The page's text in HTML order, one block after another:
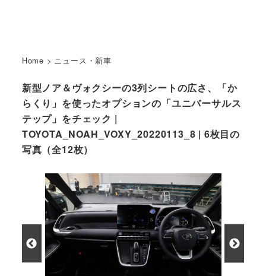
Home > ニュース・新車
新型ノア＆ヴォクシーの3列シートの広さ、「か
らくり」を使ったオプションの「ユニバーサルス
テップ」をチェック |
TOYOTA_NOAH_VOXY_20220113_8 | 6枚目の
写真（全12枚）